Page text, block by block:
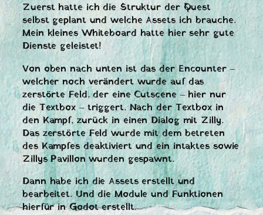
Zuerst hatte ich die Struktur der Quest
selbst geplant und welche Assets ich brauche.
Mein kleines Whiteboard hatte hier sehr gute
Dienste geleistet!
Von oben nach unten ist das der Encounter –
welcher noch verändert wurde auf das
zerstörte Feld, der eine Cutscene – hier nur
die Textbox – triggert. Nach der Textbox in
den Kampf, zurück in einen Dialog mit Zilly.
Das zerstörte Feld wurde mit dem betreten
des Kampfes deaktiviert und ein intaktes sowie
Zillys Pavillon wurden gespawnt.
Dann habe ich die Assets erstellt und
bearbeitet. Und die Module und Funktionen
hierfür in Godot erstellt.